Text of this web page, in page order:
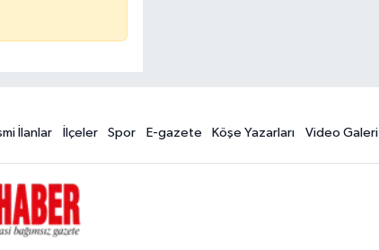
İlanlar İlçeler Spor E-gazete Köşe Yazarları Video Galeri